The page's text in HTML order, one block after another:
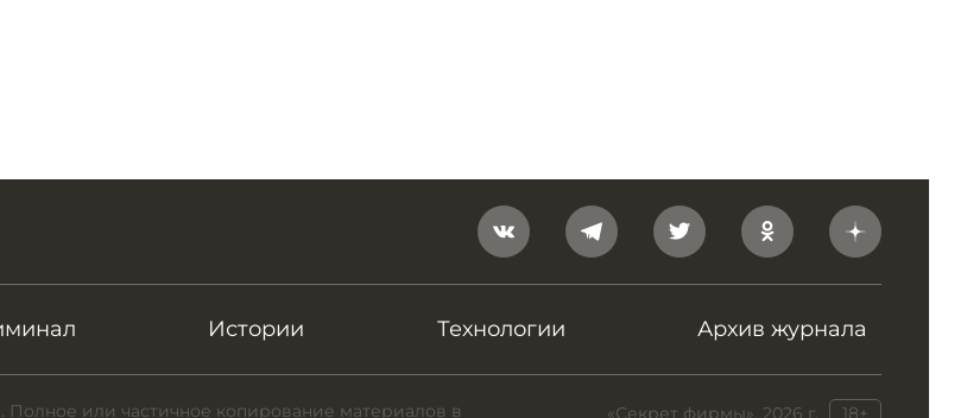
Истории Технологии Архив журнала
«Секрет фирмы», 2026 г. 18+
или частичное копирование материалов в